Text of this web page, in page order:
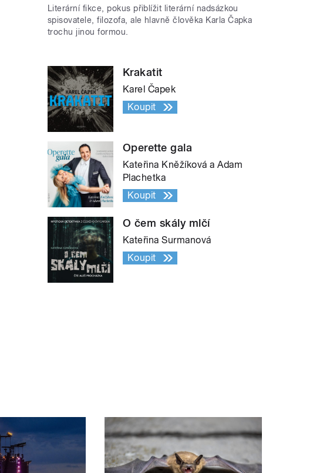
Literární fikce, pokus přiblížit literární nadsázkou
spisovatele, filozofa, ale hlavně člověka Karla Čapka
trochu jinou formou.
Krakatit
Karel Čapek
Koupit
Operette gala
Kateřina Kněžíková a Adam
Plachetka
Koupit
O čem skály mlčí
Kateřina Surmanová
Koupit